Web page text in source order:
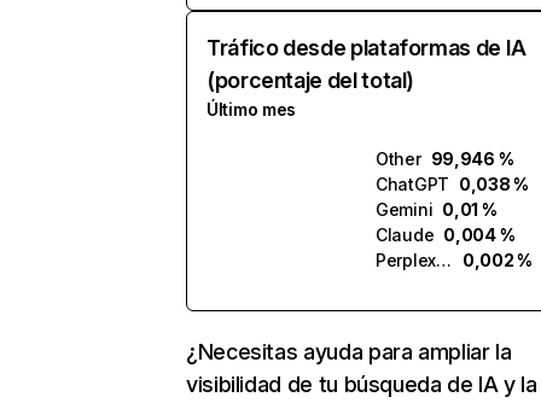
Tráfico desde plataformas de IA
(porcentaje del total)
Último mes
Other 99,946 %
ChatGPT 0,038 %
Gemini 0,01 %
Claude 0,004 %
Perplexity
0,002 %
¿Necesitas ayuda para ampliar la
visibilidad de tu búsqueda de IA y la